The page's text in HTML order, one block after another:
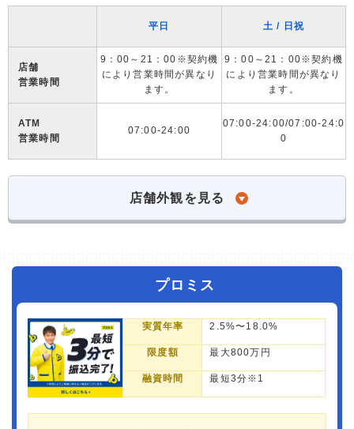
平日 土 / 日祝
店舗
営業時間
9：00～21：00※契約機
により営業時間が異なり
ます。
9：00～21：00※契約機
により営業時間が異なり
ます。
ATM
営業時間
07:00-24:00
07:00-24:00/07:00-24:0
0
店舗外観を見る
プロミス
実質年率 2.5%〜18.0%
限度額 最大800万円
融資時間 最短3分※1